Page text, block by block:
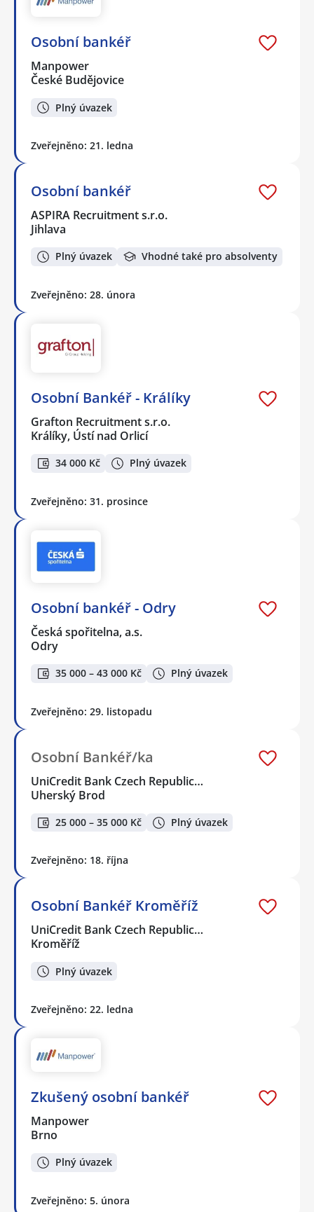
Osobní bankéř
Manpower
České Budějovice
Plný úvazek
Zveřejněno: 21. ledna
Osobní bankéř
ASPIRA Recruitment s.r.o.
Jihlava
Plný úvazek Vhodné také pro absolventy
Zveřejněno: 28. února
Osobní Bankéř - Králíky
Grafton Recruitment s.r.o.
Králíky, Ústí nad Orlicí
34 000 Kč Plný úvazek
Zveřejněno: 31. prosince
Osobní bankéř - Odry
Česká spořitelna, a.s.
Odry
35 000 – 43 000 Kč Plný úvazek
Zveřejněno: 29. listopadu
Osobní Bankéř/ka
UniCredit Bank Czech Republic…
Uherský Brod
25 000 – 35 000 Kč Plný úvazek
Zveřejněno: 18. října
Osobní Bankéř Kroměříž
UniCredit Bank Czech Republic…
Kroměříž
Plný úvazek
Zveřejněno: 22. ledna
Zkušený osobní bankéř
Manpower
Brno
Plný úvazek
Zveřejněno: 5. února